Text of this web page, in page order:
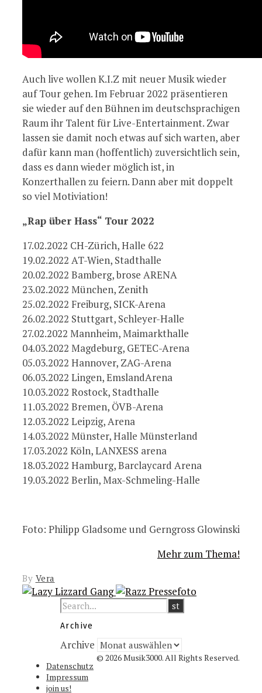
Auch live wollen K.I.Z mit neuer Musik wieder
auf Tour gehen. Im Februar 2022 präsentieren
sie wieder auf den Bühnen im deutschsprachigen
Raum ihr Talent für Live-Entertainment. Zwar
lassen sie damit noch etwas auf sich warten, aber
dafür kann man (hoffentlich) zuversichtlich sein,
dass es dann wieder möglich ist, in
Konzerthallen zu feiern. Dann aber mit doppelt
so viel Motiviation!
„Rap über Hass“ Tour 2022
17.02.2022 CH-Zürich, Halle 622
19.02.2022 AT-Wien, Stadthalle
20.02.2022 Bamberg, brose ARENA
23.02.2022 München, Zenith
25.02.2022 Freiburg, SICK-Arena
26.02.2022 Stuttgart, Schleyer-Halle
27.02.2022 Mannheim, Maimarkthalle
04.03.2022 Magdeburg, GETEC-Arena
05.03.2022 Hannover, ZAG-Arena
06.03.2022 Lingen, EmslandArena
10.03.2022 Rostock, Stadthalle
11.03.2022 Bremen, ÖVB-Arena
12.03.2022 Leipzig, Arena
14.03.2022 Münster, Halle Münsterland
17.03.2022 Köln, LANXESS arena
18.03.2022 Hamburg, Barclaycard Arena
19.03.2022 Berlin, Max-Schmeling-Halle
Foto: Philipp Gladsome und Gerngross Glowinski
Mehr zum Thema!
By Vera
Archive
Archive
© 2026 Musik3000. All Rights Reserved.
Datenschutz
Impressum
join us!